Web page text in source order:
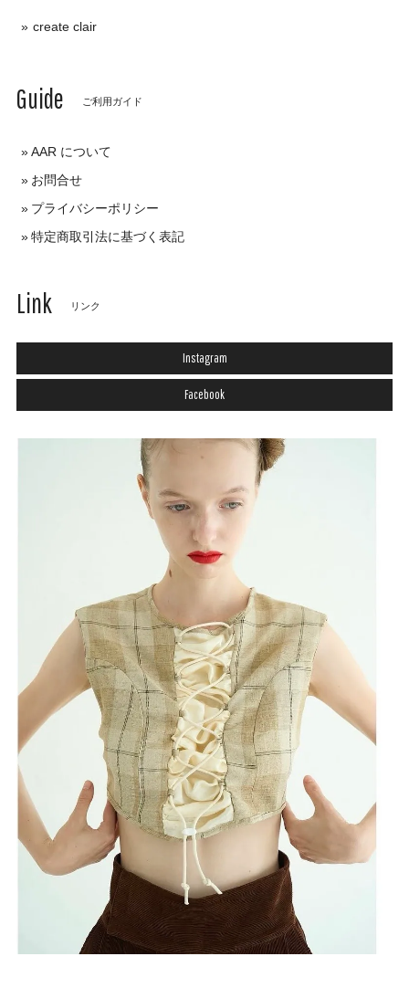
create clair
Guide ご利用ガイド
AAR について
お問合せ
プライバシーポリシー
特定商取引法に基づく表記
Link リンク
Instagram
Facebook